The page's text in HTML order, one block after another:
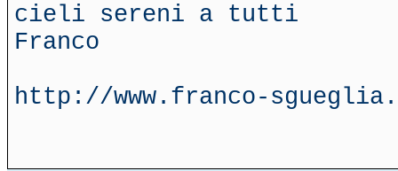
cieli sereni a tutti
Franco
http://www.franco-